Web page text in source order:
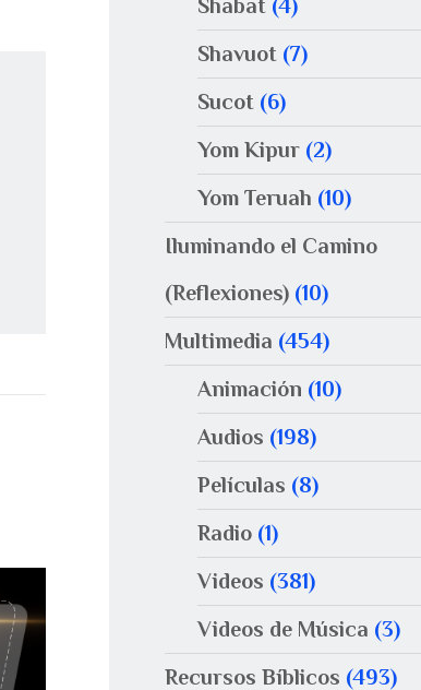
Shabat (4)
Shavuot (7)
Sucot (6)
Yom Kipur (2)
Yom Teruah (10)
Iluminando el Camino
(Reflexiones) (10)
Multimedia (454)
Animación (10)
Audios (198)
Películas (8)
Radio (1)
Videos (381)
Videos de Música (3)
Recursos Bíblicos (493)